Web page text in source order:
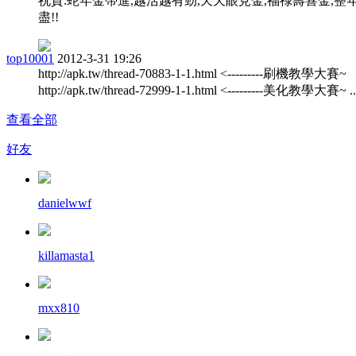
盡!!
top10001 2012-3-31 19:26
http://apk.tw/thread-70883-1-1.html <---------刷機教學大賽~
http://apk.tw/thread-72999-1-1.html <---------美化教學大賽~
查看全部
好友
danielwwf
killamasta1
mxx810